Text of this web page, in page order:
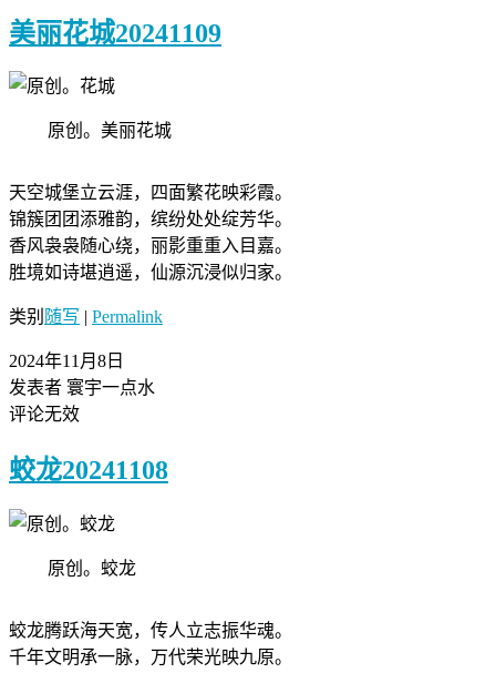
美丽花城20241109
原创。美丽花城
天空城堡立云涯，四面繁花映彩霞。
锦簇团团添雅韵，缤纷处处绽芳华。
香风袅袅随心绕，丽影重重入目嘉。
胜境如诗堪逍遥，仙源沉浸似归家。
类别 随写 | Permalink
2024年11月8日
发表者 寰宇一点水
评论无效
蛟龙20241108
原创。蛟龙
蛟龙腾跃海天宽，传人立志振华魂。
千年文明承一脉，万代荣光映九原。